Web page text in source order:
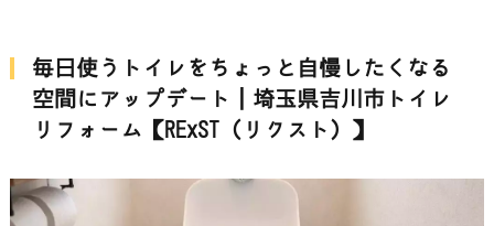
毎日使うトイレをちょっと自慢したくなる
空間にアップデート｜埼玉県吉川市トイレ
リフォーム【RExST（リクスト）】